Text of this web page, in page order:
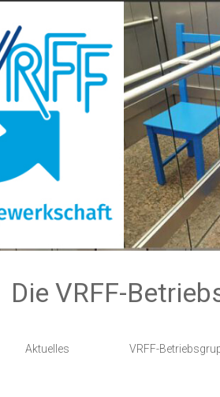
Die VRFF-
Aktuelles VRFF-